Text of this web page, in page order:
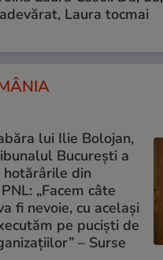
Laura tocmai
lui Ilie Bolojan,
București a
hotărârile din
„Facem câte
fi nevoie, cu același
pe puciști de
– Surse